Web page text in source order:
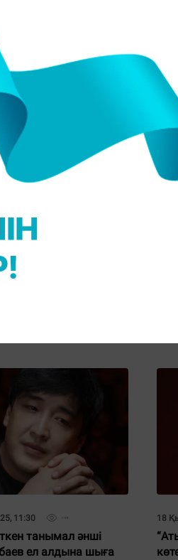
кеткен
Рымбаева тосын
12
05
11:30
танымал әнші
ел алдына шыға
18